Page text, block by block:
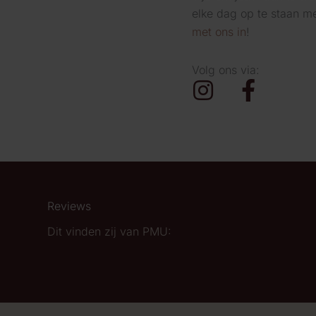
elke dag op te staan
met ons in!
Volg ons via:
Reviews
Dit vinden zij van PMU: